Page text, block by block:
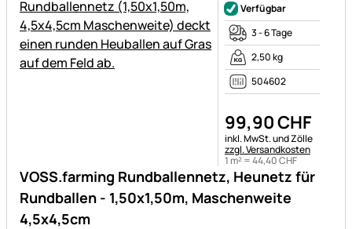
VOSS.farming Rundballennetz, Heunetz für
Rundballen - 1,50x1,50m, Maschenweite
4,5x4,5cm
Verfügbar
3 - 6 Tage
2,50 kg
504602
99,90CHF
Steuerhinweis:
inkl. MwSt. und Zölle
zzgl. Versandkosten
1 m² =44,40CHF